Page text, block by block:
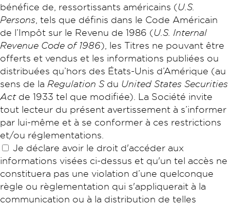
bénéfice de, ressortissants américains (U.S.
Persons , tels que définis dans le Code Américain
de l’Impôt sur le Revenu de 1986 (U.S. Internal
Revenue Code of 1986), les Titres ne pouvant être
offerts et vendus et les informations publiées ou
distribuées qu’hors des États-Unis d’Amérique (au
sens de la Regulation Sdu United States Securities
Actde 1933 tel que modifiée). La Société invite
tout lecteur du présent avertissement à s’informer
par lui-même et à se conformer à ces restrictions
et/ou réglementations.
Je déclare avoir le droit d'accéder aux
informations visées ci-dessus et qu'un tel accès ne
constituera pas une violation d’une quelconque
règle ou règlementation qui s'appliquerait à la
communication ou à la distribution de telles